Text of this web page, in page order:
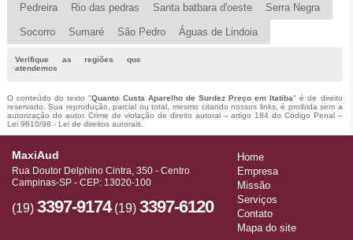
Pedreira Rio das pedras Santa batbara d'oeste Serra Negra
Socorro Sumaré São Pedro Águas de Lindoia
Verifique as regiões que
atendemos
O conteúdo do texto "Quanto Custa Aparelho de Surdez Preço em Itatiba" é de direito
reservado. Sua reprodução, parcial ou total, mesmo citando nossos links, é proibida sem a
autorização do autor. Crime de violação de direito autoral – artigo 184 do Código Penal –
Lei 9610/98 - Lei de direitos autorais.
MaxiAud
Rua Doutor Delphino Cintra, 350 - Centro
Campinas-SP - CEP: 13020-100
(19) 3397-9174(19) 3397-6120
Home
Empresa
Missão
Serviços
Contato
Mapa do site